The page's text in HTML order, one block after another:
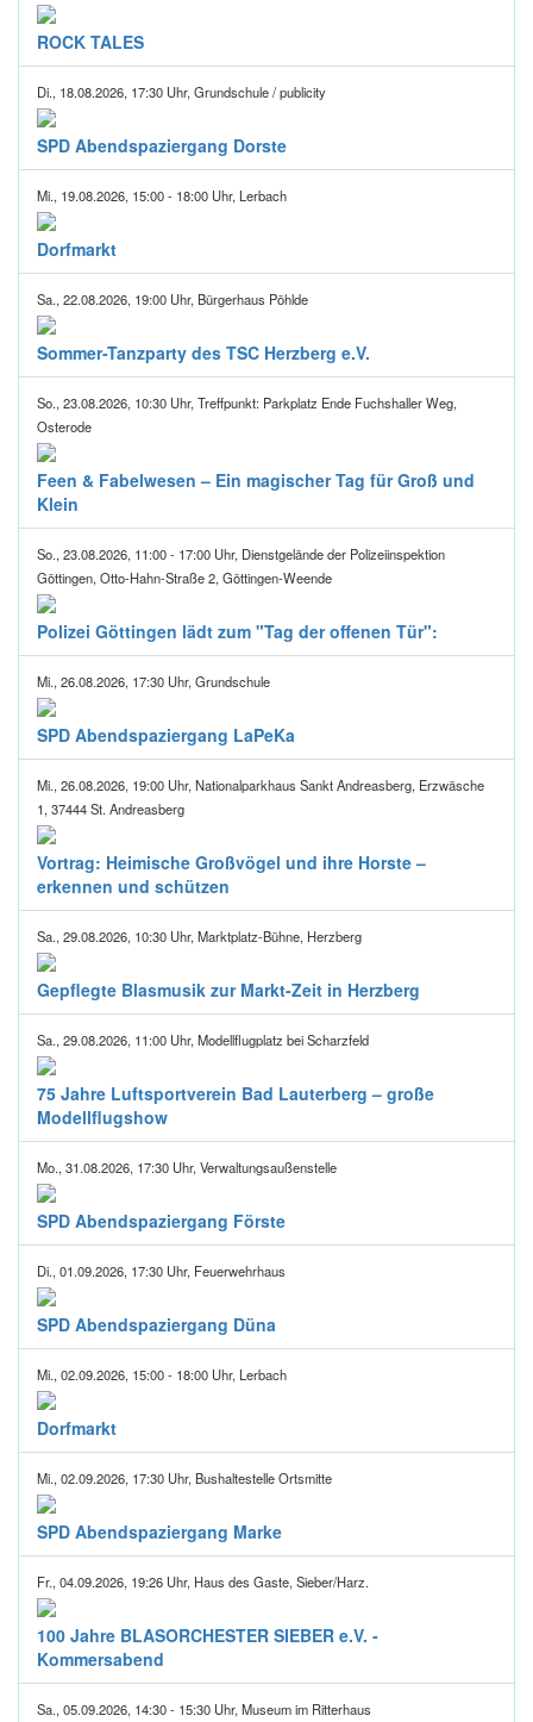
ROCK TALES
Di., 18.08.2026, 17:30 Uhr, Grundschule / publicity
SPD Abendspaziergang Dorste
Mi., 19.08.2026, 15:00 - 18:00 Uhr, Lerbach
Dorfmarkt
Sa., 22.08.2026, 19:00 Uhr, Bürgerhaus Pöhlde
Sommer-Tanzparty des TSC Herzberg e.V.
So., 23.08.2026, 10:30 Uhr, Treffpunkt: Parkplatz Ende Fuchshaller Weg,
Osterode
Feen & Fabelwesen – Ein magischer Tag für Groß und
Klein
So., 23.08.2026, 11:00 - 17:00 Uhr, Dienstgelände der Polizeiinspektion
Göttingen, Otto-Hahn-Straße 2, Göttingen-Weende
Polizei Göttingen lädt zum "Tag der offenen Tür":
Mi., 26.08.2026, 17:30 Uhr, Grundschule
SPD Abendspaziergang LaPeKa
Mi., 26.08.2026, 19:00 Uhr, Nationalparkhaus Sankt Andreasberg, Erzwäsche
1, 37444 St. Andreasberg
Vortrag: Heimische Großvögel und ihre Horste –
erkennen und schützen
Sa., 29.08.2026, 10:30 Uhr, Marktplatz-Bühne, Herzberg
Gepflegte Blasmusik zur Markt-Zeit in Herzberg
Sa., 29.08.2026, 11:00 Uhr, Modellflugplatz bei Scharzfeld
75 Jahre Luftsportverein Bad Lauterberg – große
Modellflugshow
Mo., 31.08.2026, 17:30 Uhr, Verwaltungsaußenstelle
SPD Abendspaziergang Förste
Di., 01.09.2026, 17:30 Uhr, Feuerwehrhaus
SPD Abendspaziergang Düna
Mi., 02.09.2026, 15:00 - 18:00 Uhr, Lerbach
Dorfmarkt
Mi., 02.09.2026, 17:30 Uhr, Bushaltestelle Ortsmitte
SPD Abendspaziergang Marke
Fr., 04.09.2026, 19:26 Uhr, Haus des Gaste, Sieber/Harz.
100 Jahre BLASORCHESTER SIEBER e.V. -
Kommersabend
Sa., 05.09.2026, 14:30 - 15:30 Uhr, Museum im Ritterhaus